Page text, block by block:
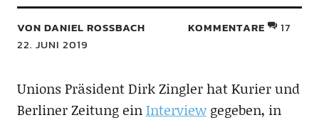
VON DANIEL ROSSBACH
22. JUNI 2019
KOMMENTARE 17
Unions Präsident Dirk Zingler hat Kurier und
Berliner Zeitung einInterviewgegeben, in